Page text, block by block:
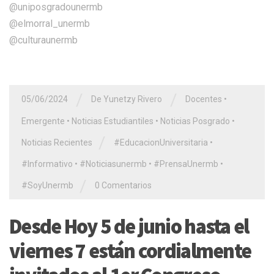
@uniposgradounermb
@elmorral_unermb
@culturaunermb
05/06/2024 De Yunetzy Rivero Docentes •
Emergente • Noticias Estudiantiles • Noticias Posgrado •
Noticias Recientes #EducacionUniversitaria •
#Informativo • #Noticiasunermb • #PrensaUnermb •
#SoyUnermb 0 Comentarios
Desde Hoy 5 de junio hasta el
viernes 7 están cordialmente